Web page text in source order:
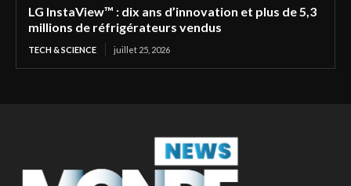
LG InstaView™ : dix ans d’innovation et plus de 5,3
millions de réfrigérateurs vendus
TECH & SCIENCE juillet 25, 2026